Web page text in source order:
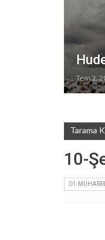
Tem 2,
Tarama
10-
01-